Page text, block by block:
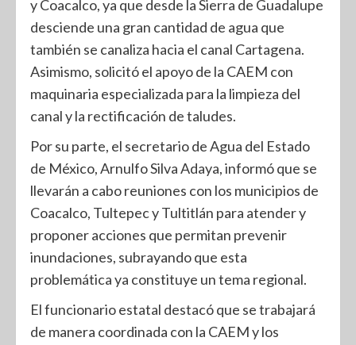
y Coacalco, ya que desde la Sierra de Guadalupe
desciende una gran cantidad de agua que
también se canaliza hacia el canal Cartagena.
Asimismo, solicitó el apoyo de la CAEM con
maquinaria especializada para la limpieza del
canal y la rectificación de taludes.
Por su parte, el secretario de Agua del Estado
de México, Arnulfo Silva Adaya, informó que se
llevarán a cabo reuniones con los municipios de
Coacalco, Tultepec y Tultitlán para atender y
proponer acciones que permitan prevenir
inundaciones, subrayando que esta
problemática ya constituye un tema regional.
El funcionario estatal destacó que se trabajará
de manera coordinada con la CAEM y los